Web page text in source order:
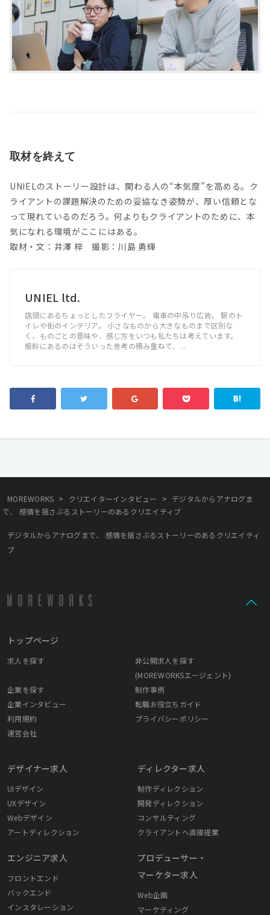
取材を終えて
UNIELのストーリー設計は、関わる人の“本気度”を高める。ク
ライアントの課題解決のための妥協なき姿勢が、厚い信頼とな
って現れているのだろう。何よりもクライアントのために、本
気になれる環境がここにはある。
取材・文：井澤 梓 撮影：川島 勇輝
UNIEL ltd.
店頭にあるちょっとしたフライヤー。 電車の中吊り広告。 駅のト
イレや街のインテリア。 小さなものから大きなものまで区別な
く、ものごとの意味や、感じ方をいつも私たちは考えています。
根幹にあるのはそういった思考の積み重ねで、...
MOREWORKS > クリエイターインタビュー > デジタルからアナログま
で、 感情を揺さぶるストーリーのあるクリエイティブ
デジタルからアナログまで、 感情を揺さぶるストーリーのあるクリエイティ
ブ
トップページ
求人を探す
非公開求人を探す
(MOREWORKSエージェント)
企業を探す
制作事例
企業インタビュー
転職お役立ちガイド
利用規約
プライバシーポリシー
運営会社
デザイナー求人
UIデザイン
UXデザイン
Webデザイン
アートディレクション
エンジニア求人
フロントエンド
バックエンド
インスタレーション
ディレクター求人
制作ディレクション
開発ディレクション
コンサルティング
クライアントへ直接提案
プロデューサー・
マーケター求人
Web企画
マーケティング